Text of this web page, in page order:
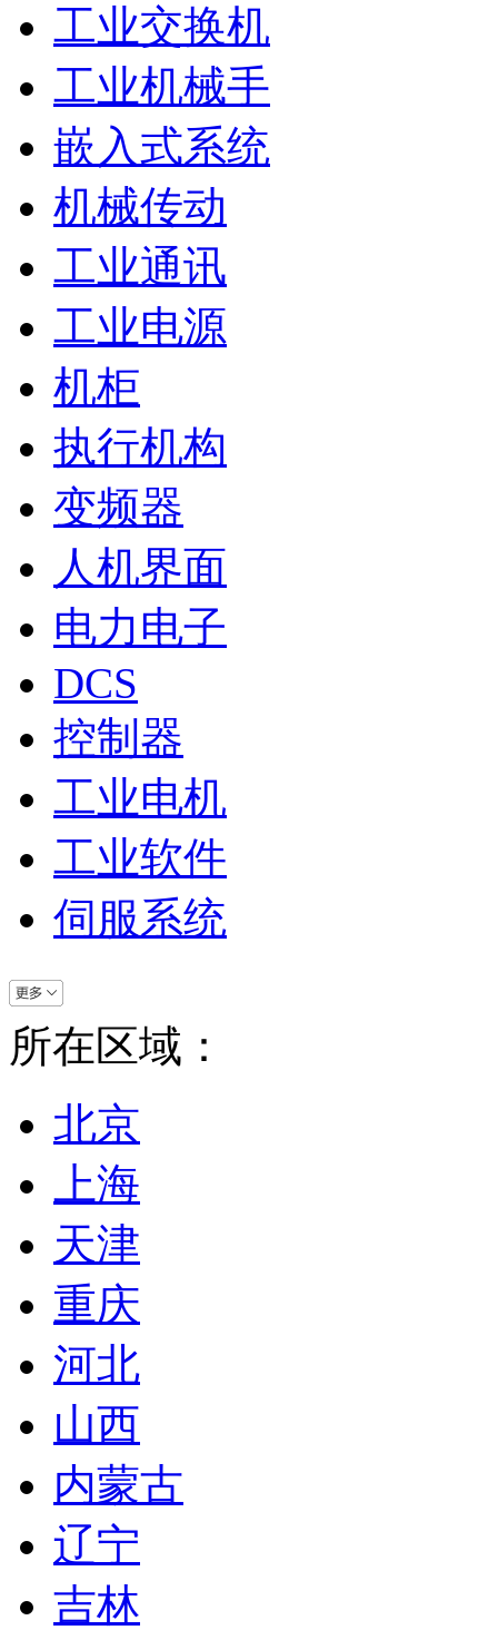
工业交换机
工业机械手
嵌入式系统
机械传动
工业通讯
工业电源
机柜
执行机构
变频器
人机界面
电力电子
DCS
控制器
工业电机
工业软件
伺服系统
所在区域：
北京
上海
天津
重庆
河北
山西
内蒙古
辽宁
吉林